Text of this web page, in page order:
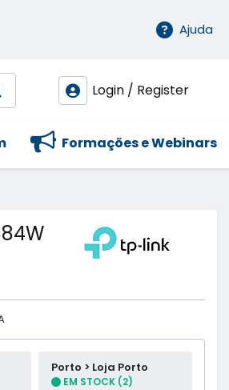
Ajuda
Login / Register
Formações e Webinars
Porto > Loja Porto
EM STOCK (2)